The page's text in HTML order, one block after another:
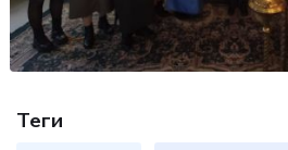
Теги